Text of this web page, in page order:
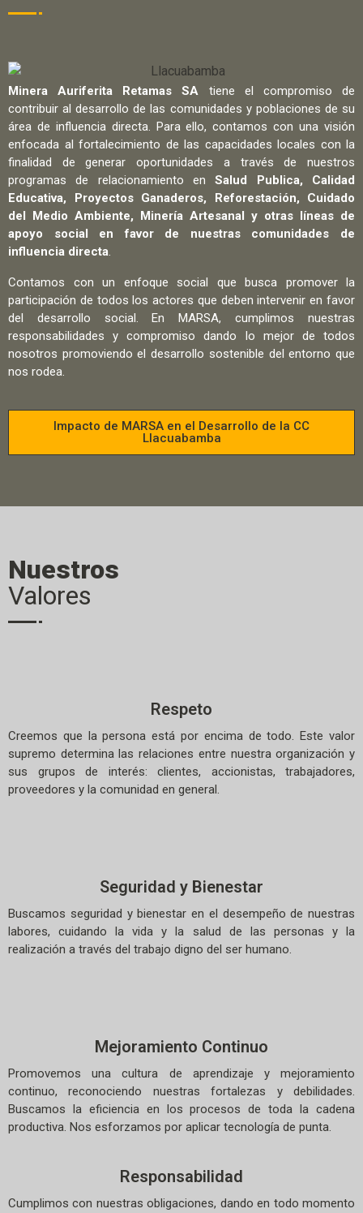
Minera Auriferita Retamas SA tiene el compromiso de
contribuir al desarrollo de las comunidades y poblaciones de su
área de influencia directa. Para ello, contamos con una visión
enfocada al fortalecimiento de las capacidades locales con la
finalidad de generar oportunidades a través de nuestros
programas de relacionamiento enSalud Publica, Calidad
Educativa, Proyectos Ganaderos, Reforestación, Cuidado
del Medio Ambiente, Minería Artesanal y otras líneas de
apoyo social en favor de nuestras comunidades de
influencia directa.
Contamos con un enfoque social que busca promover la
participación de todos los actores que deben intervenir en favor
del desarrollo social. En MARSA, cumplimos nuestras
responsabilidades y compromiso dando lo mejor de todos
nosotros promoviendo el desarrollo sostenible del entorno que
nos rodea.
Impacto de MARSA en el Desarrollo de la CC
Llacuabamba
Nuestros
Valores
Respeto
Creemos que la persona está por encima de todo. Este valor
supremo determina las relaciones entre nuestra organización y
sus grupos de interés: clientes, accionistas, trabajadores,
proveedores y la comunidad en general.
Seguridad y Bienestar
Buscamos seguridad y bienestar en el desempeño de nuestras
labores, cuidando la vida y la salud de las personas y la
realización a través del trabajo digno del ser humano.
Mejoramiento Continuo
Promovemos una cultura de aprendizaje y mejoramiento
continuo, reconociendo nuestras fortalezas y debilidades.
Buscamos la eficiencia en los procesos de toda la cadena
productiva. Nos esforzamos por aplicar tecnología de punta.
Responsabilidad
Cumplimos con nuestras obligaciones, dando en todo momento